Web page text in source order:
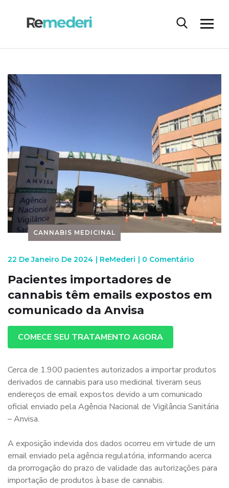
CANNABIS MEDICINAL
22 De Janeiro De 2024 | ReMederi | 0 Comentário
Pacientes importadores de
cannabis têm emails expostos em
comunicado da Anvisa
COMECE SEU TRATAMENTO AGORA
Cerca de 1.900 pacientes autorizados a importar produtos
derivados de cannabis para uso medicinal tiveram seus
endereços de email expostos devido a um comunicado
oficial enviado pela Agência Nacional de Vigilância Sanitária
– Anvisa.
A exposição indevida dos dados ocorreu em virtude de um
email enviado pela agência regulatória, informando acerca
da prorrogação do prazo de validade das autorizações para
importação de produtos à base de cannabis.